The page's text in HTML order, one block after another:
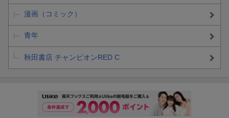
漫画（コミック）
青年
秋田書店 チャンピオンRED C